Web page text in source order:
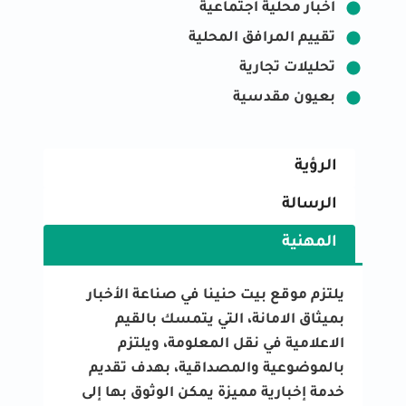
اخبار محلية اجتماعية
تقييم المرافق المحلية
تحليلات تجارية
بعيون مقدسية
الرؤية
الرسالة
المهنية
يلتزم موقع بيت حنينا في صناعة الأخبار
بميثاق الامانة، التي يتمسك بالقيم
الاعلامية في نقل المعلومة، ويلتزم
بالموضوعية والمصداقية، بهدف تقديم
خدمة إخبارية مميزة يمكن الوثوق بها إلى